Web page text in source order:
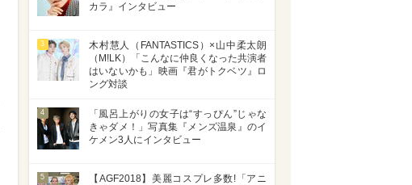
カラ』インタビュー
3
木村慧人（FANTASTICS）×山中柔太朗
（M!LK）「こんなに仲良くなった共演者
はいないかも」映画『君がトクベツ』ロ
ング対談
4
「風呂上がりの女子は“すっぴん”じゃな
きゃダメ！」写真集『メンズ温泉』のイ
ケメン3人にインタビュー
5
【AGF2018】美麗コスプレ多数!「アニ